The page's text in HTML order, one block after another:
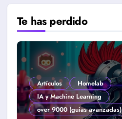
Te has perdido
Artículos
Homelab
IA y Machine Learning
over 9000 (guias avanzadas)